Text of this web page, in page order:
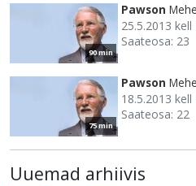
90 min
Pawson
25.5.2013 kell
Saateosa: 23
75 min
Pawson
18.5.2013 kell
Saateosa: 22
Uuemad arhiivis